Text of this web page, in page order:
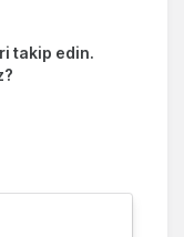
takip edin.